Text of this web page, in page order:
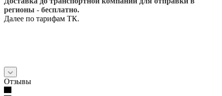
регионы - бесплатно.
Далее по тарифам ТК.
Отзывы